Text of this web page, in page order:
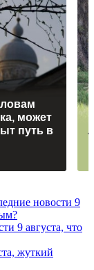
может
путь в
новости 9
9 августа, что
жуткий